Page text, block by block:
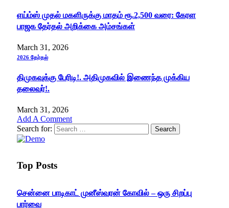
எய்ம்ஸ் முதல் மகளிருக்கு மாதம் ரூ.2,500 வரை: கேரள
பாஜக தேர்தல் அறிக்கை அம்சங்கள்
March 31, 2026
2026 தேர்தல்
திமுகவுக்கு பேரிடி!. அதிமுகவில் இணைந்த முக்கிய
தலைவர்!.
March 31, 2026
Add A Comment
Search for:
Top Posts
சென்னை பாடிகாட் முனீஸ்வரன் கோவில் – ஒரு சிறப்பு
பார்வை